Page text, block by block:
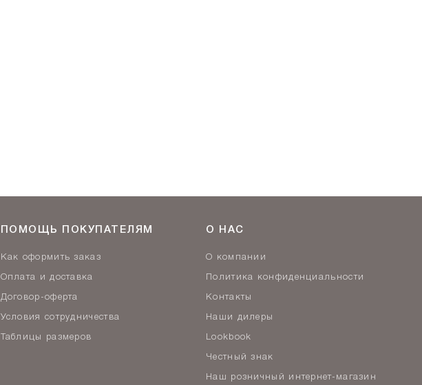
ПОМОЩЬ ПОКУПАТЕЛЯМ
Как оформить заказ
Оплата и доставка
Договор-оферта
Условия сотрудничества
Таблицы размеров
О НАС
О компании
Политика конфиденциальности
Контакты
Наши дилеры
Lookbook
Честный знак
Наш розничный интернет-магазин